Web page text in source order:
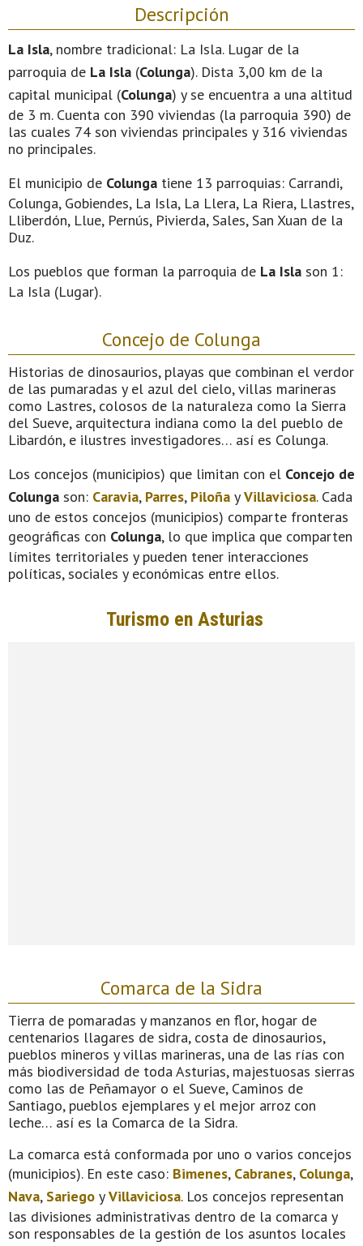
Descripción
La Isla, nombre tradicional: La Isla. Lugar de la
parroquia de La Isla (Colunga). Dista 3,00 km de la
capital municipal (Colunga) y se encuentra a una altitud
de 3 m. Cuenta con 390 viviendas (la parroquia 390) de
las cuales 74 son viviendas principales y 316 viviendas
no principales.
El municipio de Colunga tiene 13 parroquias: Carrandi,
Colunga, Gobiendes, La Isla, La Llera, La Riera, Llastres,
Lliberdón, Llue, Pernús, Pivierda, Sales, San Xuan de la
Duz.
Los pueblos que forman la parroquia de La Isla son 1:
La Isla (Lugar).
Concejo de Colunga
Historias de dinosaurios, playas que combinan el verdor
de las pumaradas y el azul del cielo, villas marineras
como Lastres, colosos de la naturaleza como la Sierra
del Sueve, arquitectura indiana como la del pueblo de
Libardón, e ilustres investigadores… así es Colunga.
Los concejos (municipios) que limitan con el Concejo de
Colunga son: Caravia, Parres, Piloña yVillaviciosa. Cada
uno de estos concejos (municipios) comparte fronteras
geográficas con Colunga, lo que implica que comparten
límites territoriales y pueden tener interacciones
políticas, sociales y económicas entre ellos.
Comarca de la Sidra
Tierra de pomaradas y manzanos en flor, hogar de
centenarios llagares de sidra, costa de dinosaurios,
pueblos mineros y villas marineras, una de las rías con
más biodiversidad de toda Asturias, majestuosas sierras
como las de Peñamayor o el Sueve, Caminos de
Santiago, pueblos ejemplares y el mejor arroz con
leche… así es la Comarca de la Sidra.
La comarca está conformada por uno o varios concejos
(municipios). En este caso: Bimenes, Cabranes, Colunga,
Nava, Sariego yVillaviciosa. Los concejos representan
las divisiones administrativas dentro de la comarca y
son responsables de la gestión de los asuntos locales